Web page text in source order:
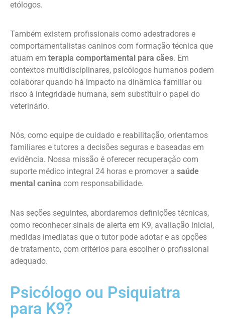
etólogos.
Também existem profissionais como adestradores e
comportamentalistas caninos com formação técnica que
atuam em terapia comportamental para cães. Em
contextos multidisciplinares, psicólogos humanos podem
colaborar quando há impacto na dinâmica familiar ou
risco à integridade humana, sem substituir o papel do
veterinário.
Nós, como equipe de cuidado e reabilitação, orientamos
familiares e tutores a decisões seguras e baseadas em
evidência. Nossa missão é oferecer recuperação com
suporte médico integral 24 horas e promover a saúde
mental canina com responsabilidade.
Nas seções seguintes, abordaremos definições técnicas,
como reconhecer sinais de alerta em K9, avaliação inicial,
medidas imediatas que o tutor pode adotar e as opções
de tratamento, com critérios para escolher o profissional
adequado.
Psicólogo ou Psiquiatra
para K9?